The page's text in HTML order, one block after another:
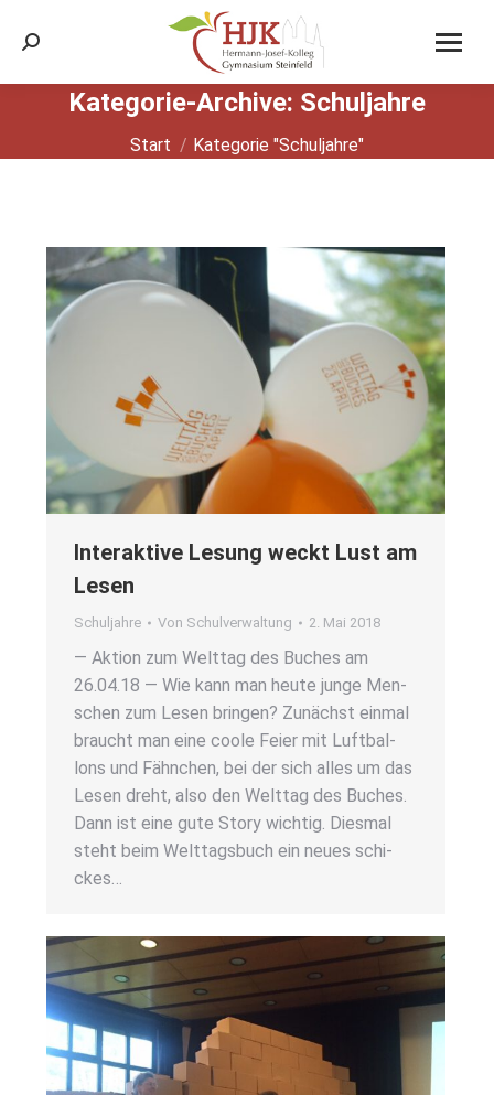
Search:
Kategorie-Archive: Schuljahre
Sie befinden sich hier:
Start Kategorie "Schuljahre"
Inter­ak­ti­ve Lesung weckt Lust am
Lesen
Schuljahre Von Schulverwaltung 2. Mai 2018
— Akti­on zum Welt­tag des Buches am
26.04.18 — Wie kann man heu­te jun­ge Men­
schen zum Lesen brin­gen? Zunächst ein­mal
braucht man eine coo­le Fei­er mit Luft­bal­
lons und Fähn­chen, bei der sich alles um das
Lesen dreht, also den Welt­tag des Buches.
Dann ist eine gute Sto­ry wich­tig. Dies­mal
steht beim Welt­tags­buch ein neu­es schi­
ckes…